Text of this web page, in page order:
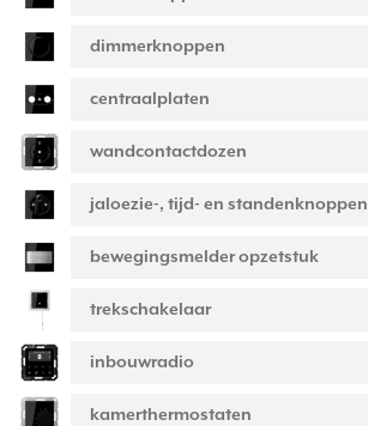
dimmerknoppen
centraalplaten
wandcontactdozen
jaloezie-, tijd- en standenknoppen
bewegingsmelder opzetstuk
trekschakelaar
inbouwradio
kamerthermostaten